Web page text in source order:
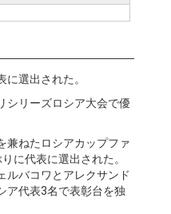
選出された。
シリーズロシア大会で優
兼ねたロシアカップファ
に代表に選出された。
ルバコワとアレクサンド
ア代表3名で表彰台を独